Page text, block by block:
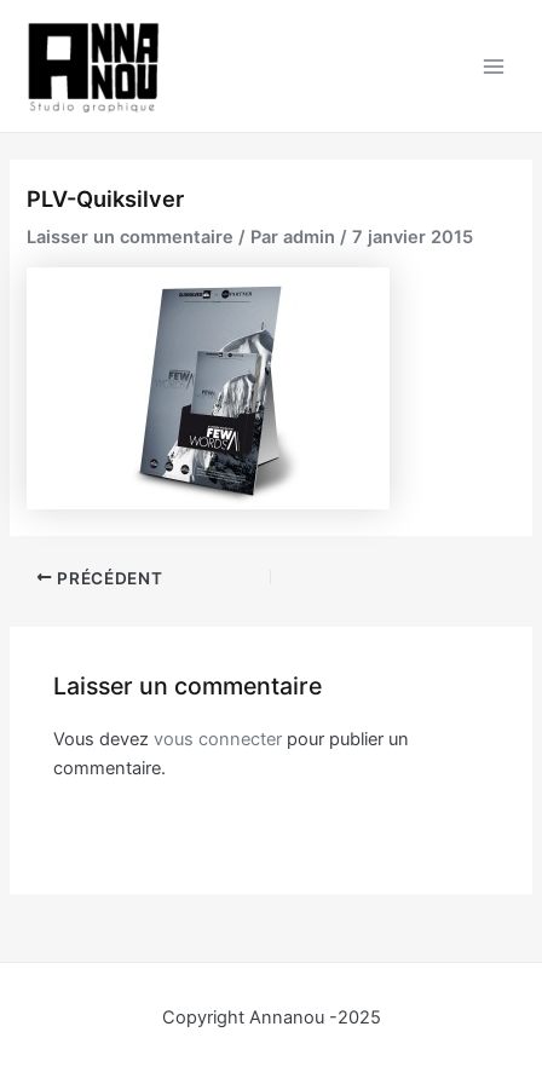
contenu
PLV-Quiksilver
Laisser un commentaire / Paradmin/7 janvier 2015
NavigationPRÉCÉDENT
Laisser un commentaire
Vous devezvous connecter pour publier un
commentaire.
Copyright Annanou -2025